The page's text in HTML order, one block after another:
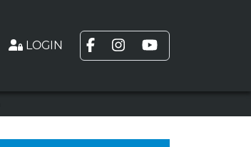
LOGIN